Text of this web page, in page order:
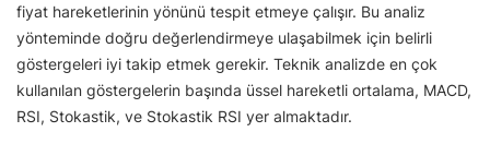
fiyat hareketlerinin yönünü tespit etmeye çalışır. Bu analiz
yönteminde doğru değerlendirmeye ulaşabilmek için belirli
göstergeleri iyi takip etmek gerekir. Teknik analizde en çok
kullanılan göstergelerin başında üssel hareketli ortalama, MACD,
RSI, Stokastik, ve Stokastik RSI yer almaktadır.